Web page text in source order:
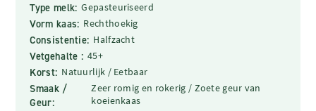
Type melk: Gepasteuriseerd
Vorm kaas: Rechthoekig
Consistentie: Halfzacht
Vetgehalte : 45+
Korst: Natuurlijk / Eetbaar
Smaak /
Geur:
Zeer romig en rokerig / Zoete geur van
koeienkaas